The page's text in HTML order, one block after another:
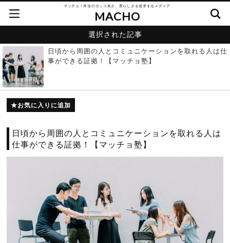
マッチョ！本当のカッコ良さ、男らしさを追求するメディア
MACHO
選択された記事
日頃から周囲の人とコミュニケーションを取れる人は仕
事ができる証拠！【マッチョ塾】
お気に入りに追加
日頃から周囲の人とコミュニケーションを取れる人は
仕事ができる証拠！【マッチョ塾】